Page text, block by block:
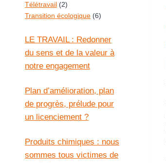
Télétravail (2)
Transition écologique (6)
LE TRAVAIL : Redonner
du sens et de la valeur à
notre engagement
Plan d’amélioration, plan
de progrès, prélude pour
un licenciement ?
Produits chimiques : nous
sommes tous victimes de